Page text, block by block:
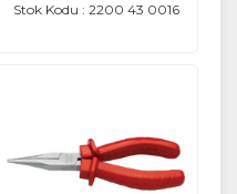
Stok Kodu : 2200 43 0016